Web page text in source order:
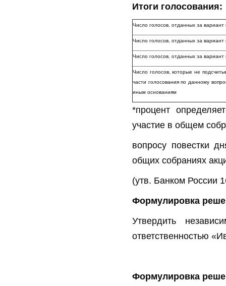
Итоги голосования:
Число голосов, отданных за вариант
Число голосов, отданных за
Число голосов, отданных за
Число голосов, которые не
части голосования по данному
иным основаниям
*процент
участие в общем
вопросу повестки
общих собраниях
(утв. Банком России
Формулировка
Утвердить
ответственностью
Формулировка